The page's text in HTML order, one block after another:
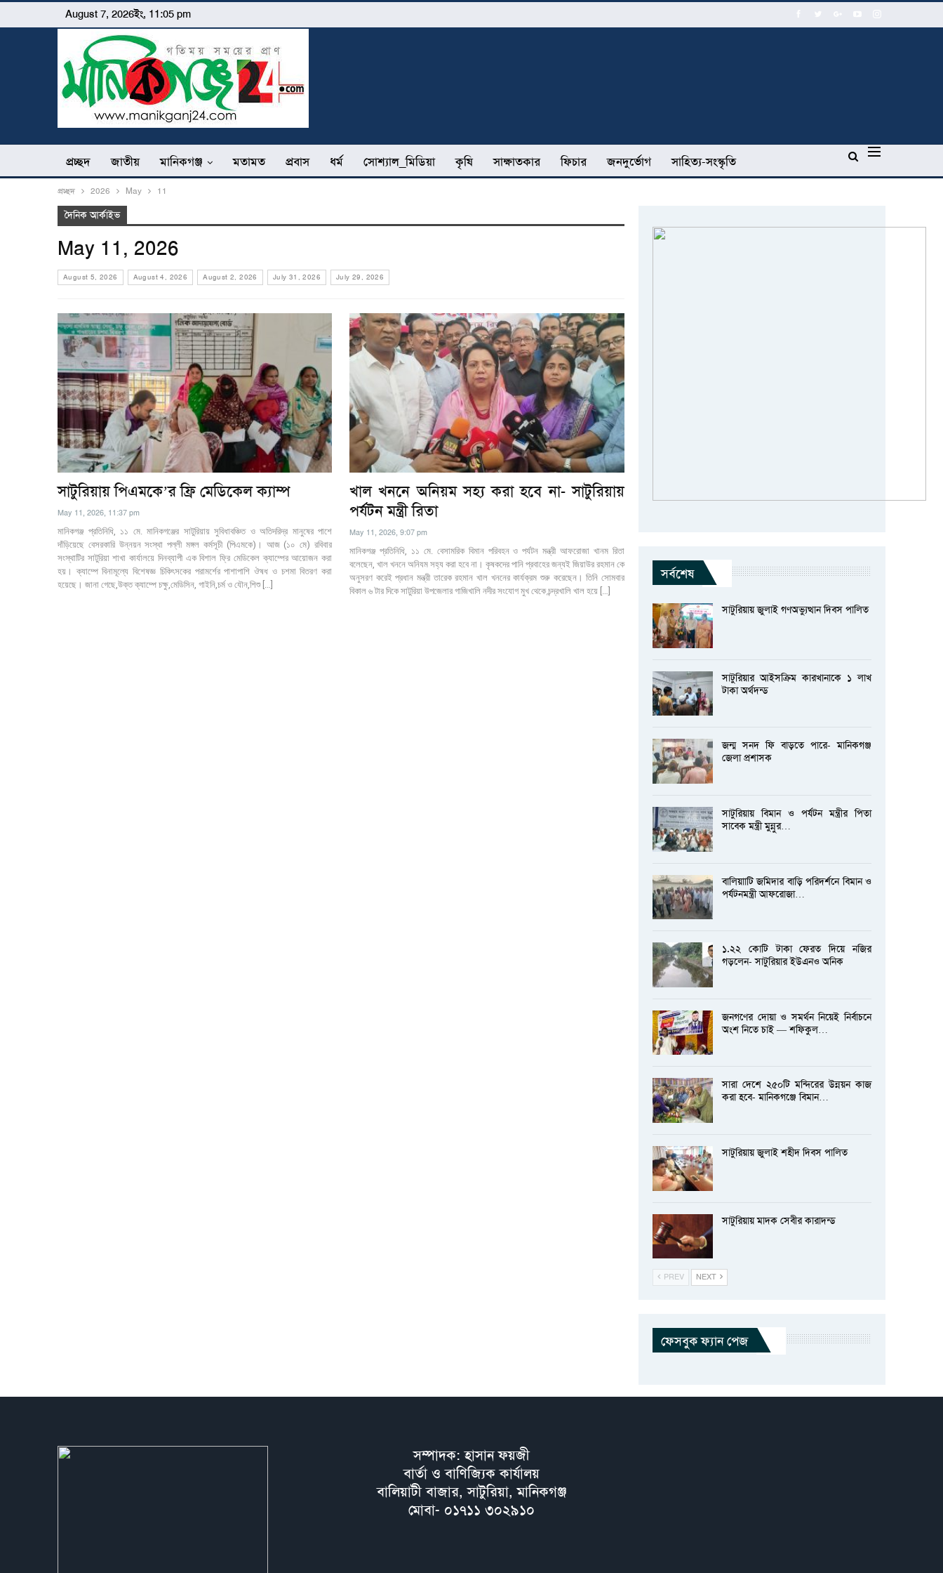
August 7, 2026ইং, 11:05 pm
প্রচ্ছদ জাতীয় মানিকগঞ্জ মতামত প্রবাস ধর্ম সোশ্যাল_মিডিয়া কৃষি সাক্ষাতকার ফিচার জনদুর্ভোগ সাহিত্য-সংস্কৃতি
প্রচ্ছদ 2026 May 11
দৈনিক আর্কাইভ
May 11, 2026
August 5, 2026 August 4, 2026 August 2, 2026 July 31, 2026 July 29, 2026
সাটুরিয়ায় পিএমকে’র ফ্রি মেডিকেল ক্যাম্প
May 11, 2026, 11:37 pm
মানিকগঞ্জ প্রতিনিধি, ১১ মে. ​মানিকগঞ্জের সাটুরিয়ায় সুবিধাবঞ্চিত ও অতিদরিদ্র মানুষের পাশে
দাঁড়িয়েছে বেসরকারি উন্নয়ন সংস্থা পল্লী মঙ্গল কর্মসূচী (পিএমকে)। আজ (১০ মে) রবিবার
সংস্থাটির সাটুরিয়া শাখা কার্যালয়ে দিনব্যাপী এক বিশাল ফ্রি মেডিকেল ক্যাম্পের আয়োজন করা
হয়। ক্যাম্পে বিনামূল্যে বিশেষজ্ঞ চিকিৎসকের পরামর্শের পাশাপাশি ঔষধ ও চশমা বিতরণ করা
হয়েছে। ​জানা গেছে,​উক্ত ক্যাম্পে চক্ষু,মেডিসিন, গাইনি,চর্ম ও যৌন,শিশু […]
খাল খননে অনিয়ম সহ্য করা হবে না- সাটুরিয়ায়
পর্যটন মন্ত্রী রিতা
May 11, 2026, 9:07 pm
মানিকগঞ্জ প্রতিনিধি, ১১ মে. বেসামরিক বিমান পরিবহন ও পর্যটন মন্ত্রী আফরোজা খানম রিতা
বলেছেন, খাল খননে অনিযম সহ্য করা হবে না। কৃষকদের পানি প্রবাহের জন্যই জিয়াউর রহমান কে
অনুসরণ করেই প্রধান মন্ত্রী তারেক রহমান খাল খননের কার্যক্রম শুরু করেছেন। তিনি সোমবার
বিকাল ৬ টার দিকে সাটুরিয়া উপজেলার গাজিখালি নদীর সংযোগ মুখ থেকে চন্দ্রখালি খাল হয়ে […]
সর্বশেষ
সাটুরিয়ায় জুলাই গণঅভ্যুত্থান দিবস পালিত
সাটুরিয়ার আইসক্রিম কারখানাকে ১ লাখ
টাকা অর্থদন্ড
জন্ম সনদ ফি বাড়তে পারে- মানিকগঞ্জ
জেলা প্রশাসক
সাটুরিয়ায় বিমান ও পর্যটন মন্ত্রীর পিতা
সাবেক মন্ত্রী মুন্নুর…
বালিয়াাটি জমিদার বাড়ি পরিদর্শনে বিমান ও
পর্যটনমন্ত্রী আফরোজা…
১.২২ কোটি টাকা ফেরত দিয়ে নজির
গড়লেন- সাটুরিয়ার ইউএনও অনিক
জনগণের দোয়া ও সমর্থন নিয়েই নির্বাচনে
অংশ নিতে চাই — শফিকুল…
সারা দেশে ২৫০টি মন্দিরের উন্নয়ন কাজ
করা হবে- মানিকগঞ্জে বিমান…
সাটুরিয়ায় জুলাই শহীদ দিবস পালিত
সাটুরিয়ায় মাদক সেবীর কারাদন্ড
PREV NEXT
ফেসবুক ফ্যান পেজ
সম্পাদক: হাসান ফয়জী
বার্তা ও বাণিজ্যিক কার্যালয়
বালিয়াটী বাজার, সাটুরিয়া, মানিকগঞ্জ
মোবা- ০১৭১১ ৩০২৯১০